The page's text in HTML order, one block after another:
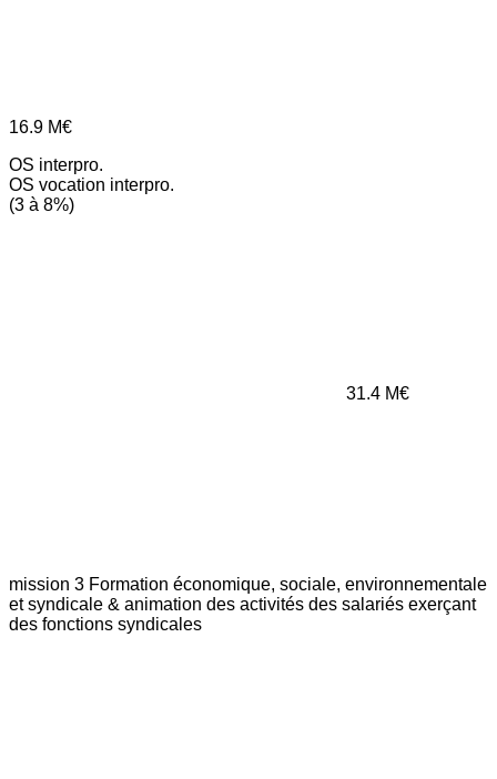
16.9 M€
OS interpro.
OS vocation interpro.
(3 à 8%)
31.4 M€
mission 3 Formation économique, sociale, environnementale
et syndicale & animation des activités des salariés exerçant
des fonctions syndicales